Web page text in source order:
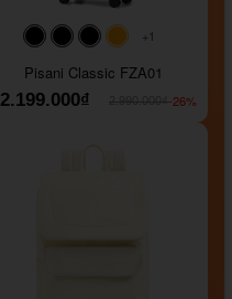
#000000#000000
#000000
#ffa500
+1
Pisani Classic FZA01
2.199.000₫
-26%